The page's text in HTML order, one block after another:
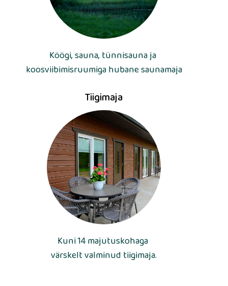
Köögi, sauna, tünnisauna ja
koosviibimisruumiga hubane saunamaja
Tiigimaja
Kuni 14 majutuskohaga
värskelt valminud tiigimaja.